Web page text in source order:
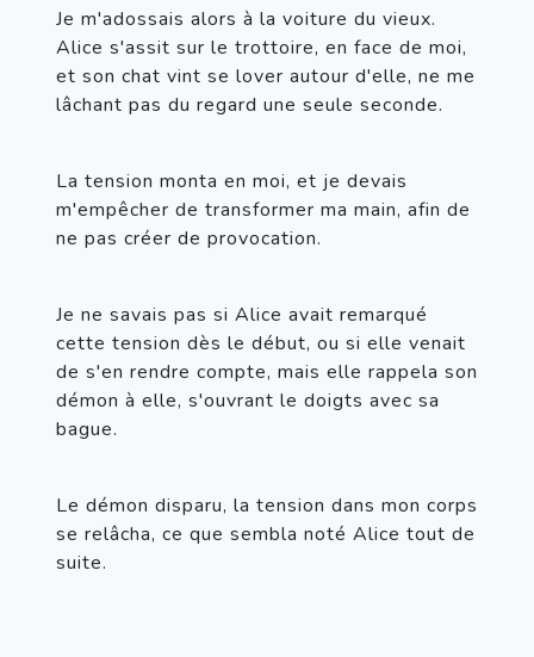
Je m'adossais alors à la voiture du vieux.
Alice s'assit sur le trottoire, en face de moi,
et son chat vint se lover autour d'elle, ne me
lâchant pas du regard une seule seconde.
La tension monta en moi, et je devais
m'empêcher de transformer ma main, afin de
ne pas créer de provocation.
Je ne savais pas si Alice avait remarqué
cette tension dès le début, ou si elle venait
de s'en rendre compte, mais elle rappela son
démon à elle, s'ouvrant le doigts avec sa
bague.
Le démon disparu, la tension dans mon corps
se relâcha, ce que sembla noté Alice tout de
suite.